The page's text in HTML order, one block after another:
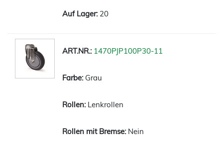
20
1470PJP100P30-11
Grau
Lenkrollen
Nein